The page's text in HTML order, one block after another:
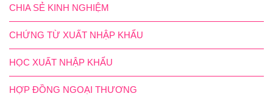
CHIA SẺ KINH NGHIỆM
CHỨNG TỪ XUẤT NHẬP KHẨU
HỌC XUẤT NHẬP KHẨU
HỢP ĐỒNG NGOẠI THƯƠNG